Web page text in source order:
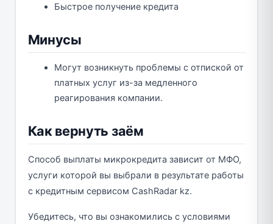
Быстрое получение кредита
Минусы
Могут возникнуть проблемы с отпиской от
платных услуг из-за медленного
реагирования компании.
Как вернуть заём
Способ выплаты микрокредита зависит от МФО,
услуги которой вы выбрали в результате работы
с кредитным сервисом CashRadar kz.
Убедитесь, что вы ознакомились с условиями